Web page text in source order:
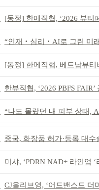
[동정] 한메직협, ‘2026 뷰티페스
“인재‧심리‧AI로 그린 미
[동정] 한메직협, 베트남뷰티비즈니스
한뷰직협, ‘2026 PBFS FAIR’ 공모
“나도 몰랐던 내 피부 상태,
중국, 화장품 허가·등록 대수술… 시험
미샤, ‘PDRN NAD+ 라인업 ‘리프팅
CJ올리브영, ‘어드밴스드 더마’ 론칭 K